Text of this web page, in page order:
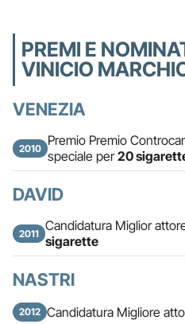
PREMI E
VINICIO
VENEZIA
2010
Premio Premio
speciale per20
DAVID
2011 Candidatura Miglior
sigarette
NASTRI
2012 Candidatura Migliore